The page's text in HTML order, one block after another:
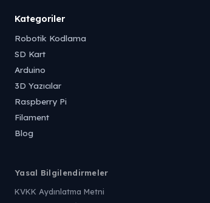
Kategoriler
Robotik Kodlama
SD Kart
Arduino
3D Yazıcılar
Raspberry Pi
Filament
Blog
Yasal Bilgilendirmeler
KVKK Aydınlatma Metni